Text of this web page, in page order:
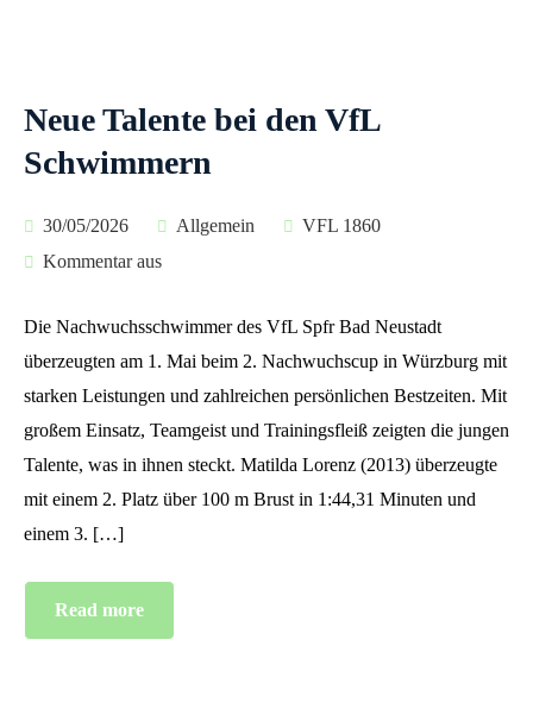
Neue Talente bei den VfL
Schwimmern
30/05/2026 Allgemein
VFL 1860
Kommentar aus
Die Nachwuchsschwimmer des VfL Spfr Bad Neustadt
überzeugten am 1. Mai beim 2. Nachwuchscup in Würzburg mit
starken Leistungen und zahlreichen persönlichen Bestzeiten. Mit
großem Einsatz, Teamgeist und Trainingsfleiß zeigten die jungen
Talente, was in ihnen steckt. Matilda Lorenz (2013) überzeugte
mit einem 2. Platz über 100 m Brust in 1:44,31 Minuten und
einem 3. […]
Read more